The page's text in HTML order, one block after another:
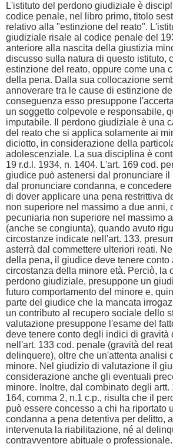
L'istituto del perdono giudiziale è
codice penale, nel libro primo, titolo
relativo alla "estinzione del reato".
giudiziale risale al codice penale del
anteriore alla nascita della giustizia
discusso sulla natura di questo istituto,
estinzione del reato, oppure come una
della pena. Dalla sua collocazione
annoverare tra le cause di estinzione
conseguenza esso presuppone
un soggetto colpevole e responsabile,
imputabile. Il perdono giudiziale è una
del reato che si applica solamente ai
diciotto, in considerazione della
adolescenziale. La sua disciplina è
19 r.d.l. 1934, n. 1404. L'art. 169 cod.
giudice può astenersi dal pronunciare
dal pronunciare condanna, e
di dover applicare una pena restrittiva
non superiore nel massimo a due anni,
pecuniaria non superiore nel massimo
(anche se congiunta), quando avuto
circostanze indicate nell'art. 133,
asterrà dal commettere ulteriori reati.
della pena, il giudice deve tenere conto
circostanza della minore età. Perciò, la
perdono giudiziale, presuppone un
futuro comportamento del minore e,
parte del giudice che la mancata
un contributo al recupero sociale dello
valutazione presuppone l'esame del
deve tenere conto degli indici di gravità
nell'art. 133 cod. penale (gravità del
delinquere), oltre che un'attenta analisi
minore. Nel giudizio di valutazione il
considerazione anche gli eventuali
minore. Inoltre, dal combinato degli artt.
164, comma 2, n.1 c.p., risulta che il
può essere concesso a chi ha riportato
condanna a pena detentiva per delitto,
intervenuta la riabilitazione, né al
contravventore abituale o professionale.